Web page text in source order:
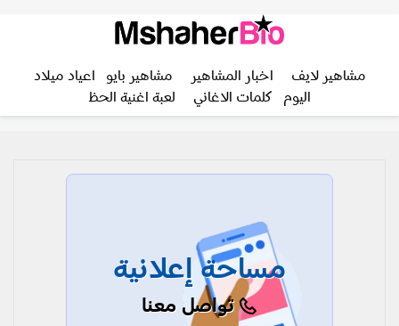
مشاهير لايف اخبار المشاهير مشاهير بايو
اعياد ميلاد
اليوم
كلمات الاغاني لعبة اغنية الحظ
مساحة إعلانية
تواصل معنا